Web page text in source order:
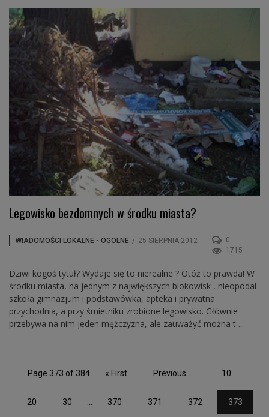
Legowisko bezdomnych w środku miasta?
WIADOMOŚCI LOKALNE - OGOLNE / 25 SIERPNIA 2012
0
1715
Dziwi kogoś tytuł? Wydaje się to nierealne ? Otóż to prawda! W
środku miasta, na jednym z największych blokowisk , nieopodal
szkoła gimnazjum i podstawówka, apteka i prywatna
przychodnia, a przy śmietniku zrobione legowisko. Głównie
przebywa na nim jeden mężczyzna, ale zauważyć można t ...
Page 373 of 384 « First Previous ... 10
20 30 370 371 372 373